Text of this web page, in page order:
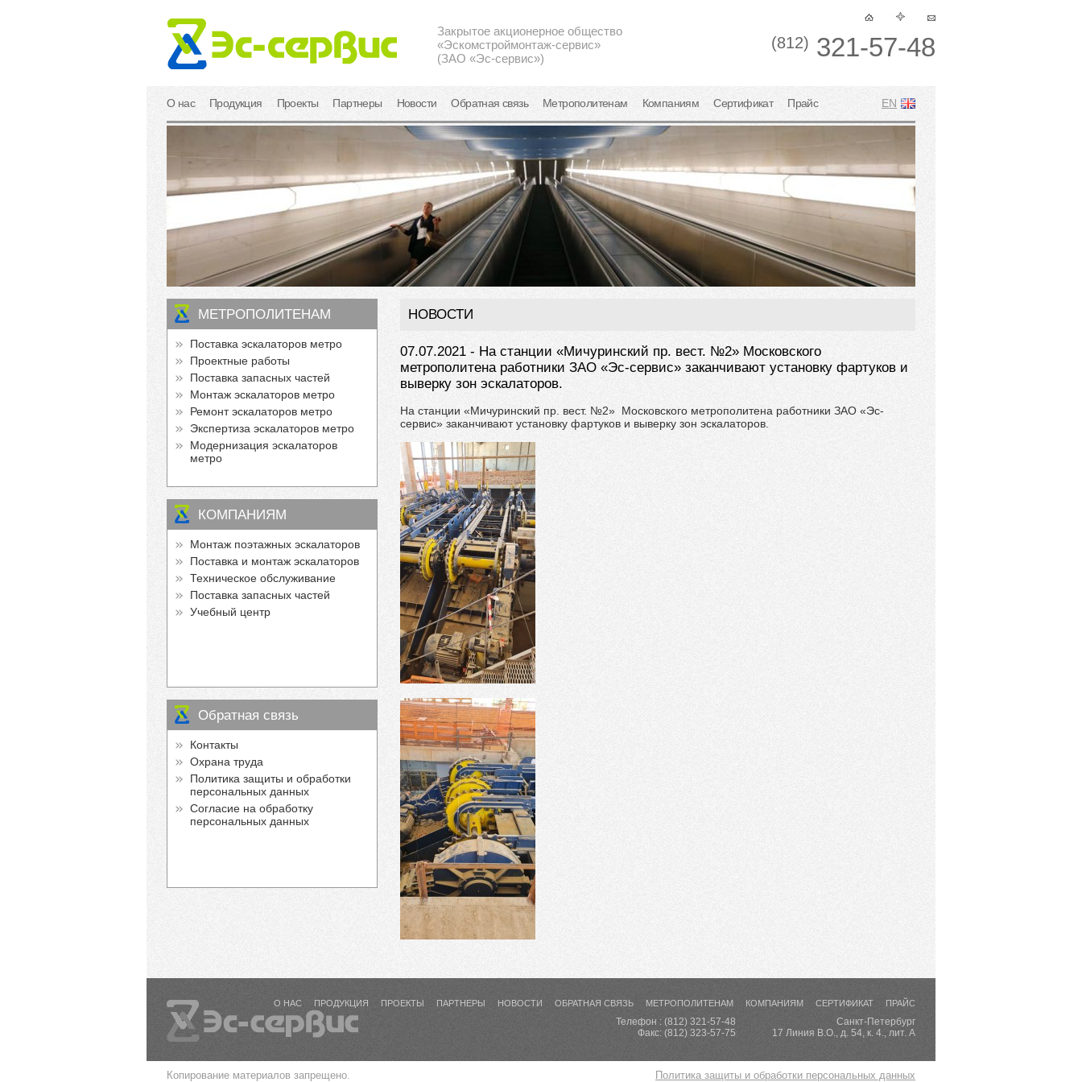
Закрытое акционерное общество
«Эскомстроймонтаж-сервис»
(ЗАО «Эс-сервис»)
(812) 321-57-48
EN
О нас Продукция Проекты Партнеры Новости Обратная связь Метрополитенам Компаниям Сертификат Прайс
МЕТРОПОЛИТЕНАМ
Поставка эскалаторов метро
Проектные работы
Поставка запасных частей
Монтаж эскалаторов метро
Ремонт эскалаторов метро
Экспертиза эскалаторов метро
Модернизация эскалаторов
метро
КОМПАНИЯМ
Монтаж поэтажных эскалаторов
Поставка и монтаж эскалаторов
Техническое обслуживание
Поставка запасных частей
Учебный центр
Обратная связь
Контакты
Охрана труда
Политика защиты и обработки
персональных данных
Согласие на обработку
персональных данных
НОВОСТИ
07.07.2021 - На станции «Мичуринский пр. вест. №2» Московского
метрополитена работники ЗАО «Эс-сервис» заканчивают установку фартуков и
выверку зон эскалаторов.
На станции «Мичуринский пр. вест. №2» Московского метрополитена работники ЗАО «Эс-
сервис» заканчивают установку фартуков и выверку зон эскалаторов.
О НАС ПРОДУКЦИЯ ПРОЕКТЫ ПАРТНЕРЫ НОВОСТИ ОБРАТНАЯ СВЯЗЬ МЕТРОПОЛИТЕНАМ КОМПАНИЯМ СЕРТИФИКАТ ПРАЙС
Санкт-Петербург
17 Линия В.О., д. 54, к. 4., лит. А
Телефон : (812) 321-57-48
Факс: (812) 323-57-75
Политика защиты и обработки персональных данных
Копирование материалов запрещено.